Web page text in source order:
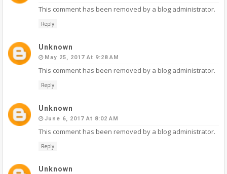
This comment has been removed by a blog administrator.
Reply
Unknown
May 25, 2017 At 9:28 AM
This comment has been removed by a blog administrator.
Reply
Unknown
June 6, 2017 At 8:02 AM
This comment has been removed by a blog administrator.
Reply
Unknown